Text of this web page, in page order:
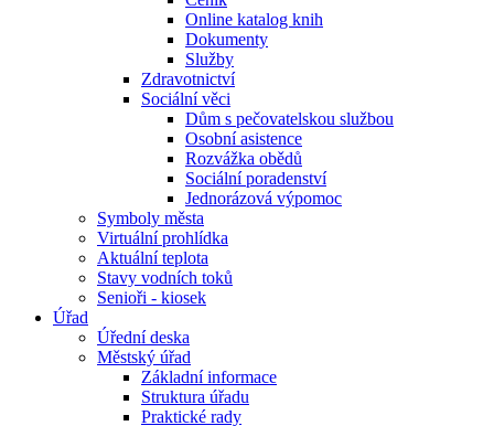
Online katalog knih
Dokumenty
Služby
Zdravotnictví
Sociální věci
Dům s pečovatelskou službou
Osobní asistence
Rozvážka obědů
Sociální poradenství
Jednorázová výpomoc
Symboly města
Virtuální prohlídka
Aktuální teplota
Stavy vodních toků
Senioři - kiosek
Úřad
Úřední deska
Městský úřad
Základní informace
Struktura úřadu
Praktické rady